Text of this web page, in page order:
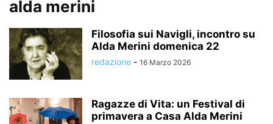
alda merini
Filosofia sui Navigli, incontro su
Alda Merini domenica 22
redazione - 16 Marzo 2026
Ragazze di Vita: un Festival di
primavera a Casa Alda Merini